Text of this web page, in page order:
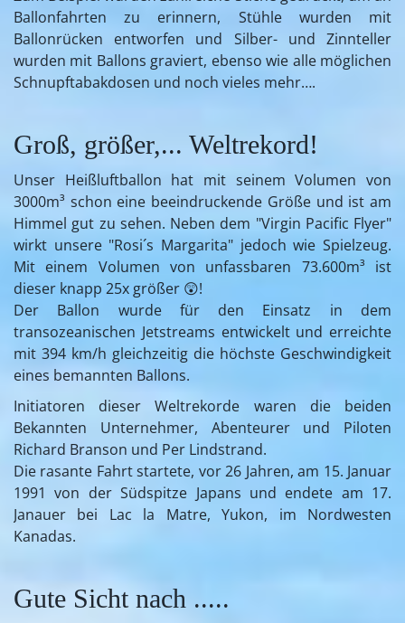
Ballonfahrten zu erinnern, Stühle wurden mit
Ballonrücken entworfen und Silber- und Zinnteller
wurden mit Ballons graviert, ebenso wie alle möglichen
Schnupftabakdosen und noch vieles mehr….
Groß, größer,... Weltrekord!
Unser Heißluftballon hat mit seinem Volumen von
3000m³ schon eine beeindruckende Größe und ist am
Himmel gut zu sehen. Neben dem "Virgin Pacific Flyer"
wirkt unsere "Rosi´s Margarita" jedoch wie Spielzeug.
Mit einem Volumen von unfassbaren 73.600m³ ist
dieser knapp 25x größer 😲!
Der Ballon wurde für den Einsatz in dem
transozeanischen Jetstreams entwickelt und erreichte
mit 394 km/h gleichzeitig die höchste Geschwindigkeit
eines bemannten Ballons.
Initiatoren dieser Weltrekorde waren die beiden
Bekannten Unternehmer, Abenteurer und Piloten
Richard Branson und Per Lindstrand.
Die rasante Fahrt startete, vor 26 Jahren, am 15. Januar
1991 von der Südspitze Japans und endete am 17.
Janauer bei Lac la Matre, Yukon, im Nordwesten
Kanadas.
Gute Sicht nach .....